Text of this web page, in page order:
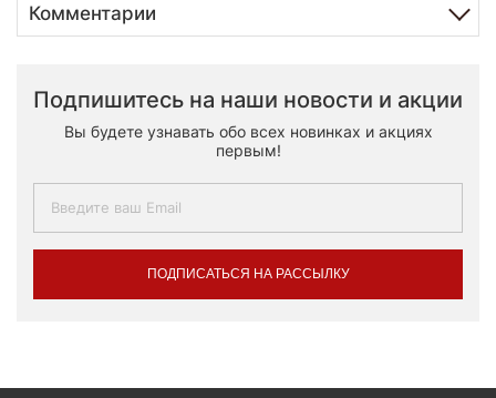
Комментарии
Подпишитесь на наши новости и акции
Вы будете узнавать обо всех новинках и акциях
первым!
ПОДПИСАТЬСЯ НА РАССЫЛКУ